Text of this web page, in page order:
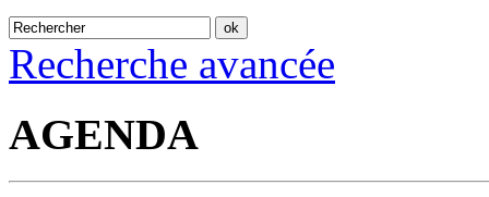
Recherche avancée
AGENDA